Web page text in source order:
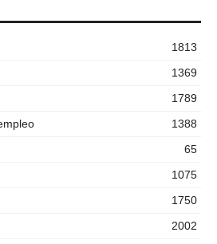
1813
1369
1789
1388
65
1075
1750
2002